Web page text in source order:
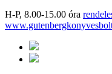
H-P, 8.00-15.00 óra